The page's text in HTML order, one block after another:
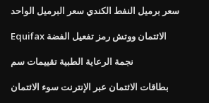
سعر برميل النفط الكندي سعر البرميل الواحد
Equifax الائتمان ووتش رمز تفعيل الفضة
نجمة الرعاية الطبية تقييمات سم
بطاقات الائتمان عبر الإنترنت سوء الائتمان